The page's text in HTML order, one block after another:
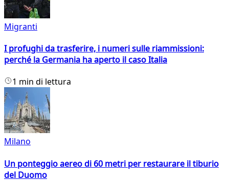
Migranti
I profughi da trasferire, i numeri sulle riammissioni:
perché la Germania ha aperto il caso Italia
1 min di lettura
Milano
Un ponteggio aereo di 60 metri per restaurare il tiburio
del Duomo